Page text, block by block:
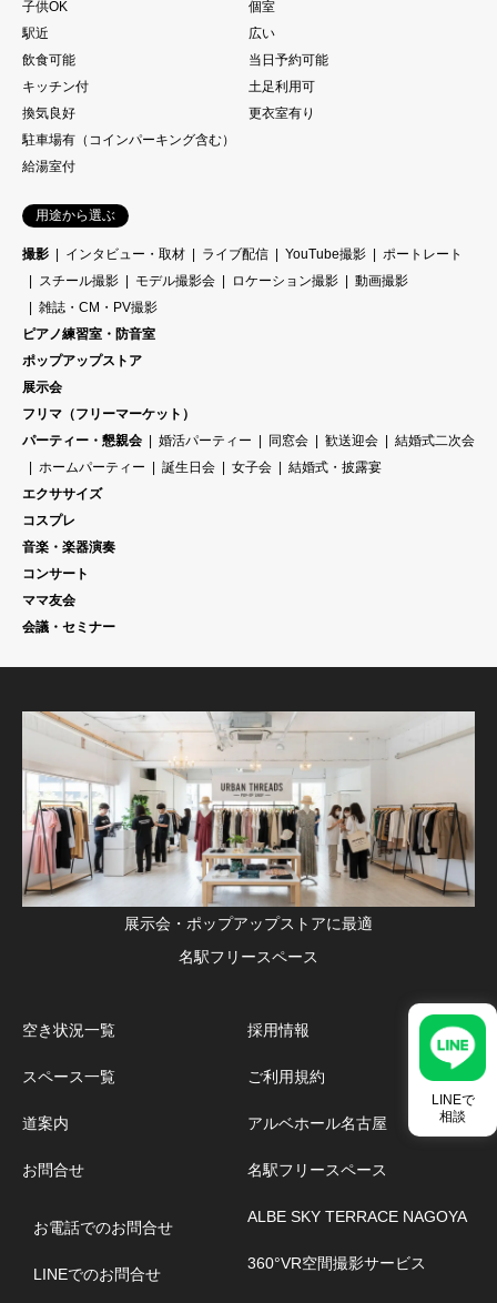
LINEで
相談
子供OK
個室
駅近
広い
飲食可能
当日予約可能
キッチン付
土足利用可
換気良好
更衣室有り
駐車場有（コインパーキング含む）
給湯室付
用途から選ぶ
撮影 インタビュー・取材 ライブ配信 YouTube撮影
ポートレート
スチール撮影
モデル撮影会 ロケーション撮影
動画撮影
雑誌・CM・PV撮影
ピアノ練習室・防音室
ポップアップストア
展示会
フリマ（フリーマーケット）
パーティー・懇親会
婚活パーティー 同窓会 歓送迎会
結婚式二次会
ホームパーティー
誕生日会 女子会
結婚式・披露宴
エクササイズ
コスプレ
音楽・楽器演奏
コンサート
ママ友会
会議・セミナー
展示会・ポップアップストアに最適
名駅フリースペース
空き状況一覧
スペース一覧
道案内
お問合せ
お電話でのお問合せ
LINEでのお問合せ
採用情報
ご利用規約
アルベホール名古屋
名駅フリースペース
ALBE SKY TERRACE NAGOYA
360°VR空間撮影サービス